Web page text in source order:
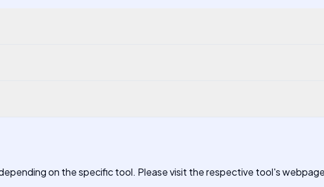
on the specific tool. Please visit the respective tool's